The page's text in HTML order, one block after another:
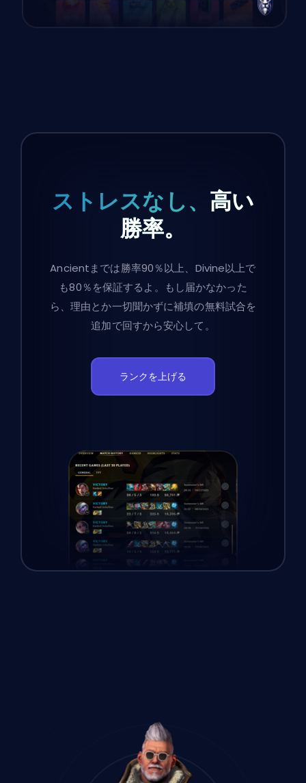
ストレスなし、 高い
勝率。
Ancientまでは勝率90％以上、Divine以上で
も80％を保証するよ。もし届かなかった
ら、理由とか一切聞かずに補填の無料試合を
追加で回すから安心して。
ランクを上げる